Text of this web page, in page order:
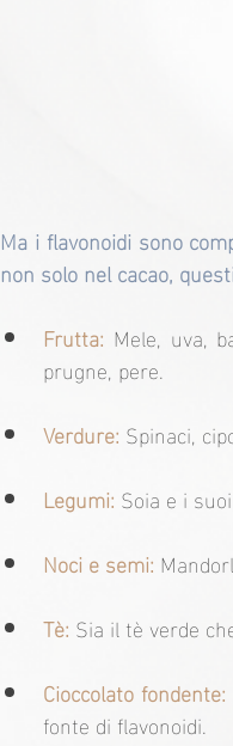
Ma i flavonoidi sono
non solo nel cacao,
Frutta: Mele, uva,
prugne, pere.
Verdure: Spinaci,
Legumi: Soia e i
Noci e semi:
Tè: Sia il tè verde
Cioccolato fondente:
fonte di flavonoidi.